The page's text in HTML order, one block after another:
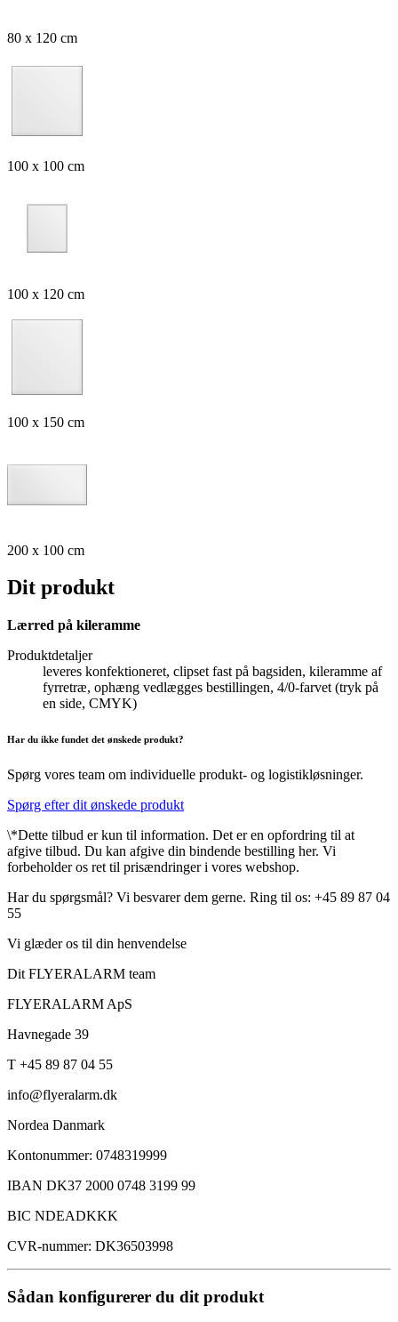
80 x 120 cm
100 x 100 cm
100 x 120 cm
100 x 150 cm
200 x 100 cm
Dit produkt
Lærred på kileramme
Produktdetaljer
leveres konfektioneret, clipset fast på bagsiden, kileramme af
fyrretræ, ophæng vedlægges bestillingen, 4/0-farvet (tryk på
en side, CMYK)
Har du ikke fundet det ønskede produkt?
Spørg vores team om individuelle produkt- og logistikløsninger.
Spørg efter dit ønskede produkt
\*Dette tilbud er kun til information. Det er en opfordring til at
afgive tilbud. Du kan afgive din bindende bestilling her. Vi
forbeholder os ret til prisændringer i vores webshop.
Har du spørgsmål? Vi besvarer dem gerne. Ring til os: +45 89 87 04
55
Vi glæder os til din henvendelse
Dit FLYERALARM team
FLYERALARM ApS
Havnegade 39
T +45 89 87 04 55
info@flyeralarm.dk
Nordea Danmark
Kontonummer: 0748319999
IBAN DK37 2000 0748 3199 99
BIC NDEADKKK
CVR-nummer: DK36503998
Sådan konfigurerer du dit produkt